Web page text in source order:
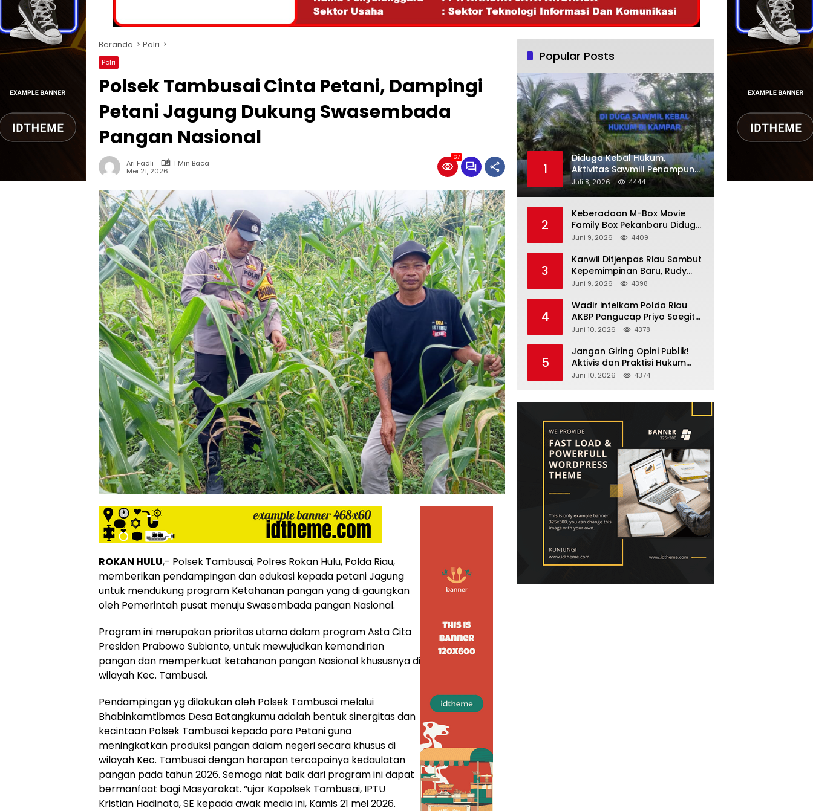
Beranda Polri
Polri
Polsek Tambusai Cinta Petani, Dampingi
Petani Jagung Dukung Swasembada
Pangan Nasional
Ari Fadli
1 Min Baca
Mei 21, 2026
67
ROKAN HULU,- Polsek Tambusai, Polres Rokan Hulu, Polda Riau,
memberikan pendampingan dan edukasi kepada petani Jagung
untuk mendukung program Ketahanan pangan yang di gaungkan
oleh Pemerintah pusat menuju Swasembada pangan Nasional.
Program ini merupakan prioritas utama dalam program Asta Cita
Presiden Prabowo Subianto, untuk mewujudkan kemandirian
pangan dan memperkuat ketahanan pangan Nasional khususnya di
wilayah Kec. Tambusai.
Pendampingan yg dilakukan oleh Polsek Tambusai melalui
Bhabinkamtibmas Desa Batangkumu adalah bentuk sinergitas dan
kecintaan Polsek Tambusai kepada para Petani guna
meningkatkan produksi pangan dalam negeri secara khusus di
wilayah Kec. Tambusai dengan harapan tercapainya kedaulatan
pangan pada tahun 2026. Semoga niat baik dari program ini dapat
bermanfaat bagi Masyarakat. “ujar Kapolsek Tambusai, IPTU
Kristian Hadinata, SE kepada awak media ini, Kamis 21 mei 2026.
Popular Posts
1
Diduga Kebal Hukum,
Aktivitas Sawmill Penampung
Kayu Ilegal di Kampar, Publik
Soroti Komitmen Penegakan
Juli 8, 2026 4444
2
Keberadaan M-Box Movie
Family Box Pekanbaru Diduga
Jadi Tempat Maksiat, Warga
Lakukan Pengawasan Ketat
Juni 9, 2026 4409
3
Kanwil Ditjenpas Riau Sambut
Kepemimpinan Baru, Rudy
Fernando Sianturi Resmi
Juni 9, 2026 4398
4
Wadir intelkam Polda Riau
AKBP Pangucap Priyo Soegito
Menghadiri Kolaborasi
Cegah Karhutla
Juni 10, 2026 4378
5
Jangan Giring Opini Publik!
Aktivis dan Praktisi Hukum
Larshen Yunus Bantah
Juni 10, 2026 4374